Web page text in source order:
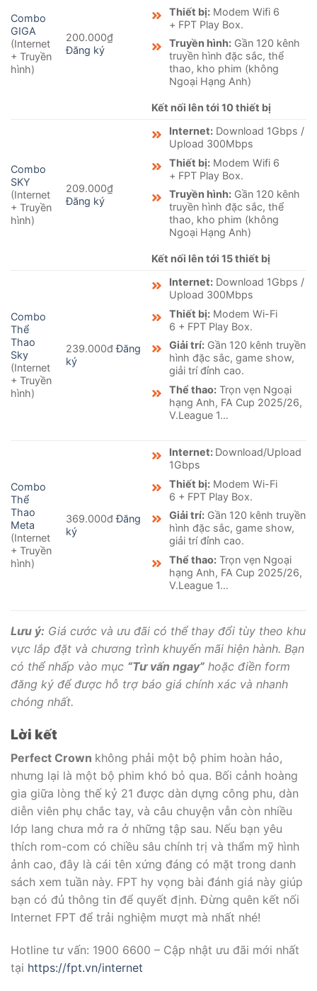
Combo
GIGA
(Internet
+ Truyền
hình)
200.000₫
Đăng ký
Thiết bị: Modem Wifi 6
+ FPT Play Box.
Truyền hình: Gần 120 kênh
truyền hình đặc sắc, thể
thao, kho phim (không
Ngoại Hạng Anh)
Kết nối lên tới 10 thiết bị
Combo
SKY
(Internet
+ Truyền
hình)
209.000₫
Đăng ký
Internet: Download 1Gbps /
Upload 300Mbps
Thiết bị: Modem Wifi 6
+ FPT Play Box.
Truyền hình: Gần 120 kênh
truyền hình đặc sắc, thể
thao, kho phim (không
Ngoại Hạng Anh)
Kết nối lên tới 15 thiết bị
Combo
Thể
Thao
Sky
(Internet
+ Truyền
hình)
239.000đĐăng
ký
Internet: Download 1Gbps /
Upload 300Mbps
Thiết bị: Modem Wi-Fi
6 + FPT Play Box.
Giải trí: Gần 120 kênh truyền
hình đặc sắc, game show,
giải trí đỉnh cao.
Thể thao: Trọn vẹn Ngoại
hạng Anh, FA Cup 2025/26,
V.League 1…
Combo
Thể
Thao
Meta
(Internet
+ Truyền
hình)
369.000đĐăng
ký
Internet: Download/Upload
1Gbps
Thiết bị: Modem Wi-Fi
6 + FPT Play Box.
Giải trí: Gần 120 kênh truyền
hình đặc sắc, game show,
giải trí đỉnh cao.
Thể thao: Trọn vẹn Ngoại
hạng Anh, FA Cup 2025/26,
V.League 1…
Lưu ý: Giá cước và ưu đãi có thể thay đổi tùy theo khu
vực lắp đặt và chương trình khuyến mãi hiện hành. Bạn
có thể nhấp vào mục “Tư vấn ngay” hoặc điền form
đăng ký để được hỗ trợ báo giá chính xác và nhanh
chóng nhất.
Lời kết
Perfect Crown không phải một bộ phim hoàn hảo,
nhưng lại là một bộ phim khó bỏ qua. Bối cảnh hoàng
gia giữa lòng thế kỷ 21 được dàn dựng công phu, dàn
diễn viên phụ chắc tay, và câu chuyện vẫn còn nhiều
lớp lang chưa mở ra ở những tập sau. Nếu bạn yêu
thích rom-com có chiều sâu chính trị và thẩm mỹ hình
ảnh cao, đây là cái tên xứng đáng có mặt trong danh
sách xem tuần này. FPT hy vọng bài đánh giá này giúp
bạn có đủ thông tin để quyết định. Đừng quên kết nối
Internet FPT để trải nghiệm mượt mà nhất nhé!
Hotline tư vấn: 1900 6600 – Cập nhật ưu đãi mới nhất
tại https://fpt.vn/internet